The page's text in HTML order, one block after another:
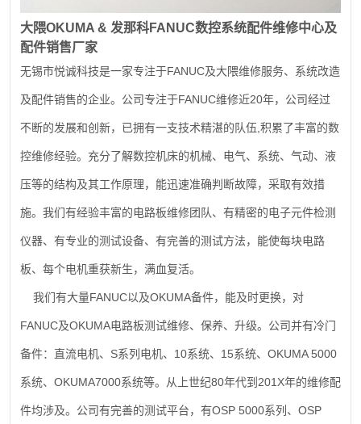
大隈OKUMA & 发那科FANUC数控系统配件维修中心及
配件销售厂家
无锡市悦诚科技是一家专注于FANUC及大隈维修服务、系统改造
及配件销售的企业。公司专注于FANUC维修近20年，公司经过
不断的发展和创新，已拥有一支技术精湛的队伍 积累了丰富的数
控维修经验。充分了解数控机床的机械、电气、系统、气动、液
压等的结构及其工作原理，能迅速准确判断故障，采取有效措
施。我们有经验丰富的电路板维修团队、有精密的电子元件检测
仪器、有专业的测试设备、有完善的测试方法，能使每块电路
板、每个电机重获新生，满血复活。
我们有大量FANUC以及OKUMA备件，能及时更换，对
FANUC及OKUMA电路板测试维修、保养、升级。公司并有冷门
备件：直流电机、 S系列电机、 10系统、 15系统、 OKUMA 5000
系统、 OKUMA7000系统等。从上世纪80年代到 201X年的维修配
件均涉及。公司有完善的测试平台，有OSP 5000系列、 OSP